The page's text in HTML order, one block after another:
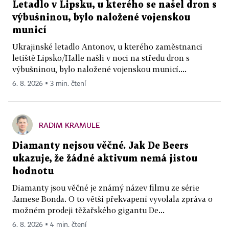
Letadlo v Lipsku, u kterého se našel dron s
výbušninou, bylo naložené vojenskou
municí
Ukrajinské letadlo Antonov, u kterého zaměstnanci
letiště Lipsko/Halle našli v noci na středu dron s
výbušninou, bylo naložené vojenskou municí....
6. 8. 2026 ▪ 3 min. čtení
RADIM KRAMULE
Diamanty nejsou věčné. Jak De Beers
ukazuje, že žádné aktivum nemá jistou
hodnotu
Diamanty jsou věčné je známý název filmu ze série
Jamese Bonda. O to větší překvapení vyvolala zpráva o
možném prodeji těžařského gigantu De...
6. 8. 2026 ▪ 4 min. čtení